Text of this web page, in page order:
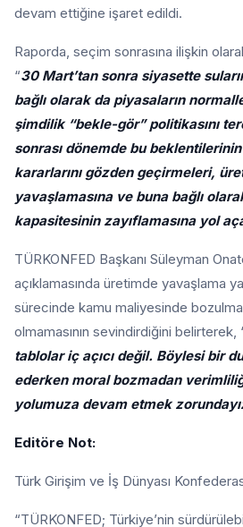
devam ettiğine işaret edildi.
Raporda, seçim sonrasına ilişkin
“30 Mart’tan sonra siyasette
bağlı olarak da piyasaların
şimdilik “bekle-gör” politikasını
sonrası dönemde bu
kararlarını gözden geçirmeleri,
yavaşlamasına ve buna bağlı
kapasitesinin zayıflamasına yol
TÜRKONFED Başkanı Süleyman
açıklamasında üretimde yavaşlama
sürecinde kamu maliyesinde
olmamasının sevindirdiğini belirterek,
tablolar iç açıcı değil. Böylesi bir
ederken moral bozmadan
yolumuza devam etmek
Editöre Not:
Türk Girişim ve İş Dünyası
“TÜRKONFED; Türkiye’nin